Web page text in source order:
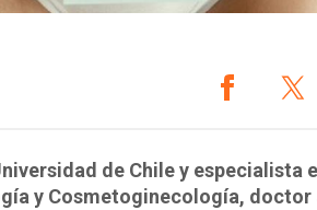
de Chile y especialista
y Cosmetoginecología, doctor